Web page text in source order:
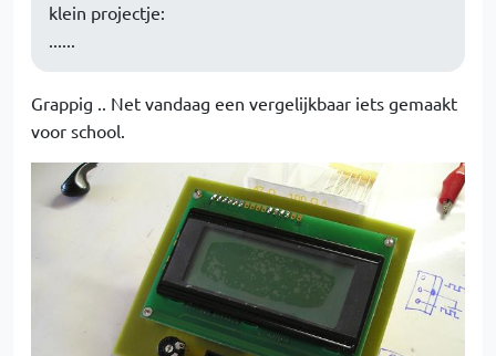
klein projectje:
......
Grappig .. Net vandaag een vergelijkbaar iets gemaakt
voor school.